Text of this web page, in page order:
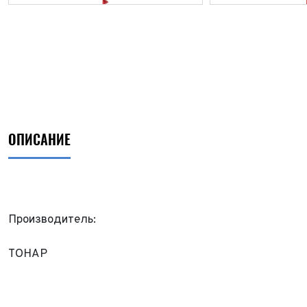
ОПИСАНИЕ
Производитель:
ТОНАР